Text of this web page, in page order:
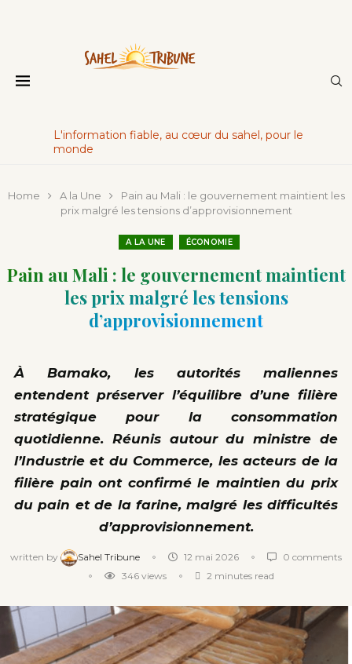
L'information fiable, au cœur du sahel, pour le
monde
Home A la Une
Pain au Mali : le gouvernement maintient les
prix malgré les tensions d’approvisionnement
A LA UNE ÉCONOMIE
Pain au Mali : le gouvernement maintient
les prix malgré les tensions
d’approvisionnement
À Bamako, les autorités maliennes
entendent préserver l’équilibre d’une filière
stratégique pour la consommation
quotidienne. Réunis autour du ministre de
l’Industrie et du Commerce, les acteurs de la
filière pain ont confirmé le maintien du prix
du pain et de la farine, malgré les difficultés
d’approvisionnement.
written by Sahel Tribune 12 mai 2026
0 comments
346views 2 minutes read